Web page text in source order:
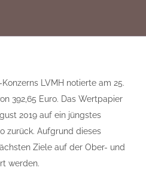
LVMH notierte am 25.
392,65 Euro. Das Wertpapier
2019 auf ein jüngstes
zurück. Aufgrund dieses
Ziele auf der Ober- und
werden.